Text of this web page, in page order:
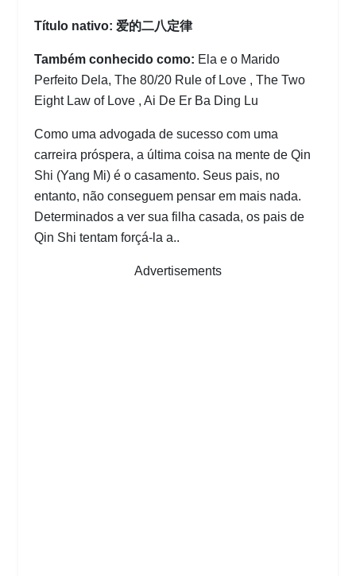
Título nativo: 爱的二八定律
Também conhecido como: Ela e o Marido
Perfeito Dela, The 80/20 Rule of Love , The Two
Eight Law of Love , Ai De Er Ba Ding Lu
Como uma advogada de sucesso com uma
carreira próspera, a última coisa na mente de Qin
Shi (Yang Mi) é o casamento. Seus pais, no
entanto, não conseguem pensar em mais nada.
Determinados a ver sua filha casada, os pais de
Qin Shi tentam forçá-la a..
Advertisements